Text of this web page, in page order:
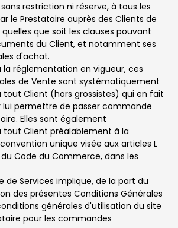
restriction ni réserve, à tous les
le Prestataire auprès des Clients de
que soit les clauses pouvant
du Client, et notamment ses
d'achat.
réglementation en vigueur, ces
de Vente sont systématiquement
Client (hors grossistes) qui en fait
lui permettre de passer commande
Elles sont également
Client préalablement à la
unique visée aux articles L
Code du Commerce, dans les
Services implique, de la part du
des présentes Conditions Générales
générales d'utilisation du site
pour les commandes